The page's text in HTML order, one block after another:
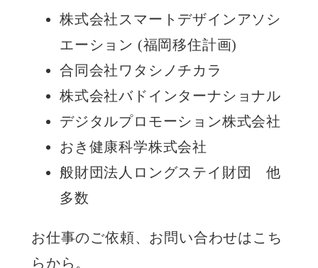
株式会社スマートデザインアソシ
エーション (福岡移住計画)
合同会社ワタシノチカラ
株式会社バドインターナショナル
デジタルプロモーション株式会社
おき健康科学株式会社
般財団法人ロングステイ財団 他
多数
お仕事のご依頼、お問い合わせはこち
らから。